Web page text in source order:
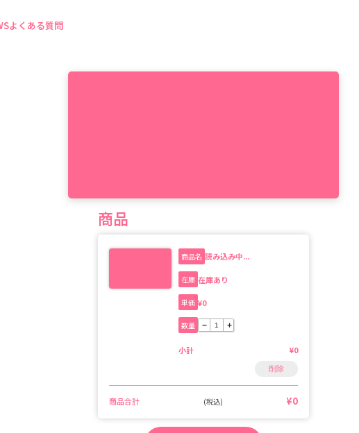
よくある質問
商品
商品名 読み込み中...
在庫 在庫あり
単価 ¥0
数量 − +
小計 ¥0
削除
商品合計 (税込) ¥0